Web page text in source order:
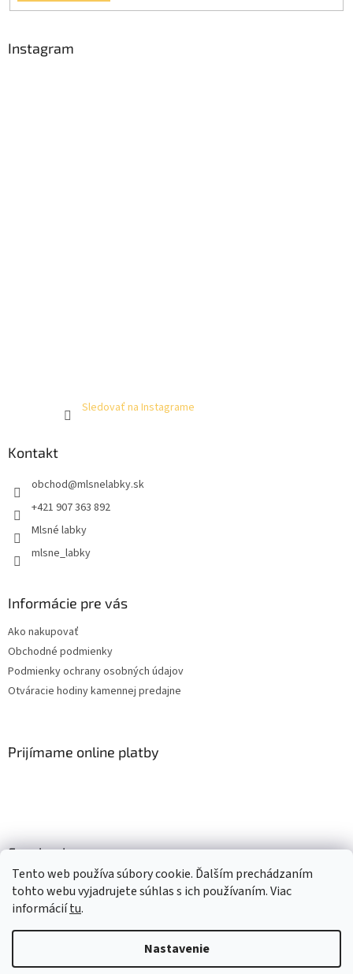
Tento web používa súbory cookie. Ďalším prechádzaním
tohto webu vyjadrujete súhlas s ich používaním. Viac
informáciítu.
Nastavenie
Instagram
Sledovať na Instagrame
Kontakt
obchod@mlsnelabky.sk
+421 907 363 892
Mlsné labky
mlsne_labky
Informácie pre vás
Ako nakupovať
Obchodné podmienky
Podmienky ochrany osobných údajov
Otváracie hodiny kamennej predajne
Prijímame online platby
Facebook
Vytvoril Shoptet